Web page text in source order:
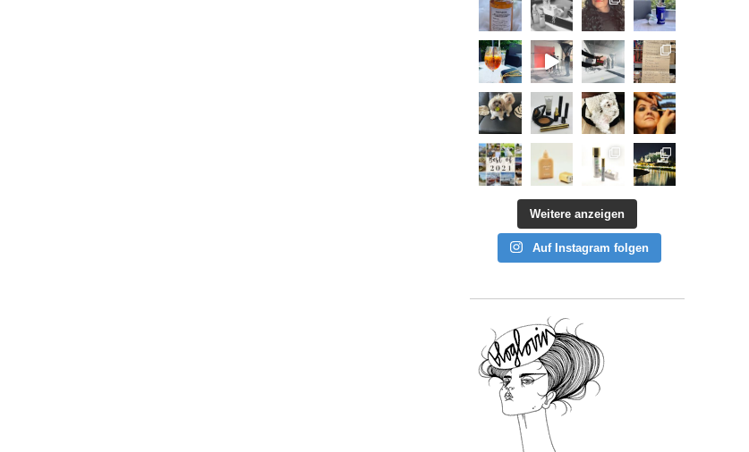
Weitere anzeigen
Auf Instagram folgen